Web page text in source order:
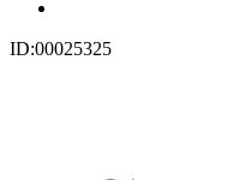
ID:00025325